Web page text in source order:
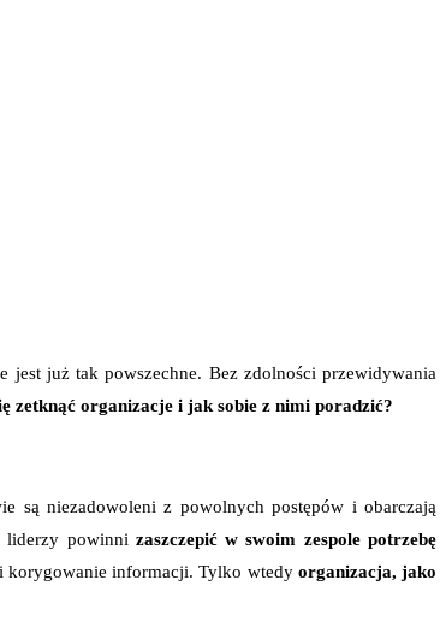
już tak powszechne. Bez zdolności przewidywania
zetknąć organizacje i jak sobie z nimi poradzić?
są niezadowoleni z powolnych postępów i obarczają
liderzy powinni zaszczepić w swoim zespole potrzebę
korygowanie informacji. Tylko wtedy organizacja, jako